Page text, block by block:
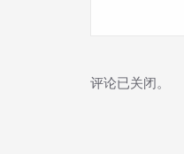
评论已关闭。